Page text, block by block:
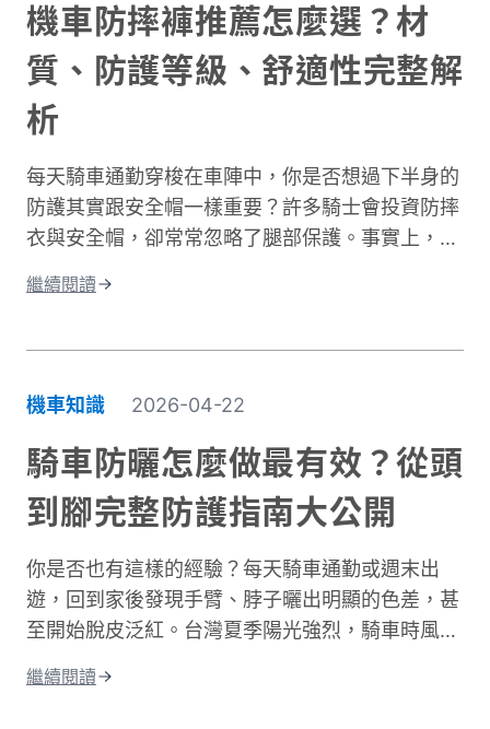
機車防摔褲推薦怎麼選？材
質、防護等級、舒適性完整解
析
每天騎車通勤穿梭在車陣中，你是否想過下半身的
防護其實跟安全帽一樣重要？許多騎士會投資防摔
衣與安全帽，卻常常忽略了腿部保護。事實上，大
據交通部統計，機車事故傷亡中，頭部仍是最高致
部位。專業的機車防摔褲內建護膝、採用耐磨材
質，能在摔車瞬間提供關鍵保護。這與一般牛仔褲
或休閒褲有著根本性的差異。在台灣這個機車密度
極高的環境中，道路狀況複雜、天氣多變。突然下
雨導致路面濕滑、緊急煞車、車流密集，都讓騎士
型，更是守護生命的投資。本文將深入解析機車防
摔褲的防護原理、材質差異、CE認證標準，以及
如何根據通勤或長途需求進行防摔褲選購。讓你找
到兼顧安全、舒適與預算的理想選擇。
繼續閱讀
機車知識 2026-04-22
騎車防曬怎麼做最有效？從頭
到腳完整防護指南大公開
你是否也有這樣的經驗？每天騎車通勤或週末出
遊，回到家後發現手臂、脖子曬出明顯的色差，甚
至開始脫皮泛紅。台灣夏季陽光強烈，騎車時風吹
少。許多人以為騎車防曬只是愛美的選擇，其實這
繼續閱讀